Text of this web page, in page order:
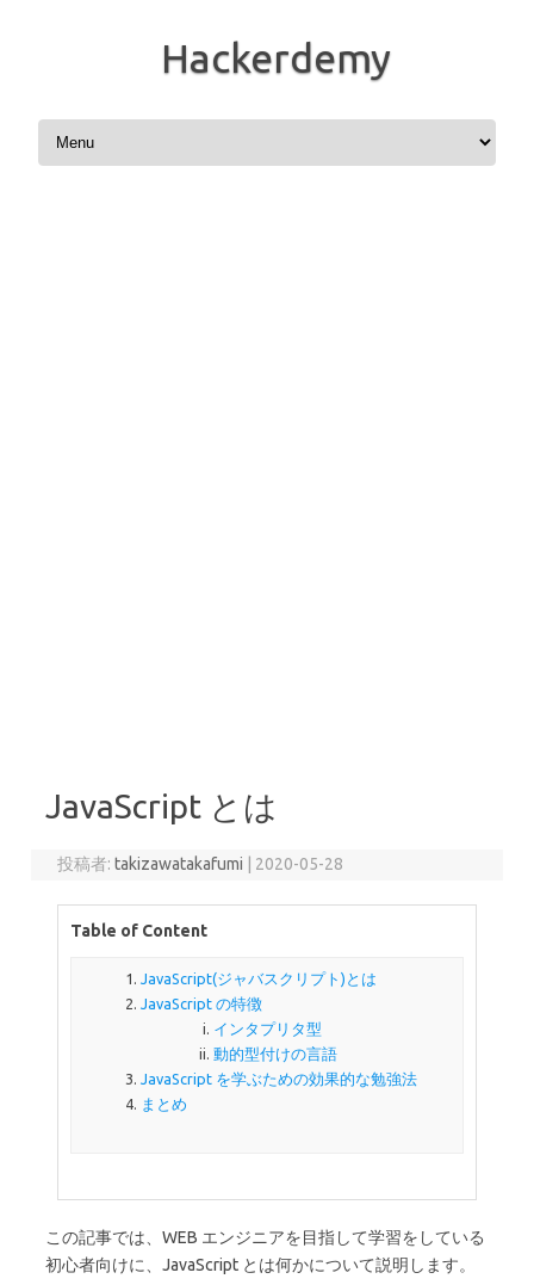
Hackerdemy
コンテンツへスキップ
JavaScript とは
投稿者:takizawatakafumi 2020-05-28
Table of Content
JavaScript(ジャバスクリプト)とは
JavaScript の特徴
インタプリタ型
動的型付けの言語
JavaScript を学ぶための効果的な勉強法
まとめ
この記事では、WEB エンジニアを目指して学習をしている
初心者向けに、JavaScript とは何かについて説明します。